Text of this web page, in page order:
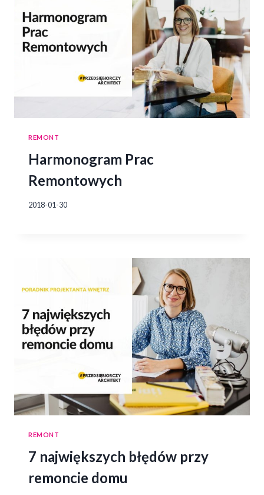
REMONT
Harmonogram Prac
Remontowych
2018-01-30
REMONT
7 największych błędów przy
remoncie domu